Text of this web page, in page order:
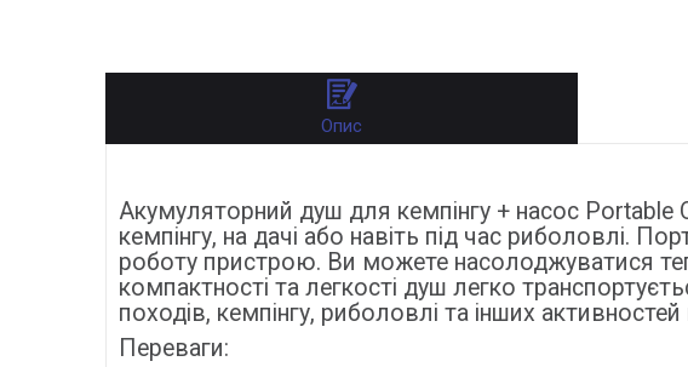
Опис
Акумуляторний душ для кемпінгу + насос
кемпінгу, на дачі або навіть під час риболовлі.
роботу пристрою. Ви можете насолоджуватися
компактності та легкості душ легко
походів, кемпінгу, риболовлі та інших активностей
Переваги: